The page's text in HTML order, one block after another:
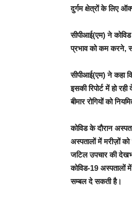
दुर्गम क्षेत्रों के लिए
सीपीआई(एम) ने कोविड
प्रभाव को कम करने,
सीपीआई(एम) ने कहा
इसकी रिपोर्ट में हो
बीमार रोगियों को
कोविड के दौरान
अस्पतालों में मरीज़ों
जटिल उपचार की
कोविड-19 अस्पतालों
सम्बल दे सकती है।